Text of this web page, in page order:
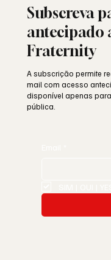
Subscreva
antecipado
Fraternity
A subscrição permite
mail com acesso
disponível apenas
pública.